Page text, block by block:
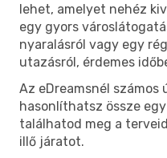
lehet, amelyet nehéz
egy gyors
nyaralásról vagy egy
utazásról, érdemes
Az eDreamsnél
hasonlíthatsz össze
találhatod meg a
illő járatot.